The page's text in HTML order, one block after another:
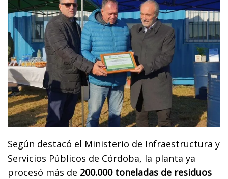
Según destacó el Ministerio de Infraestructura y
Servicios Públicos de Córdoba, la planta ya
procesó más de 200.000 toneladas de residuos